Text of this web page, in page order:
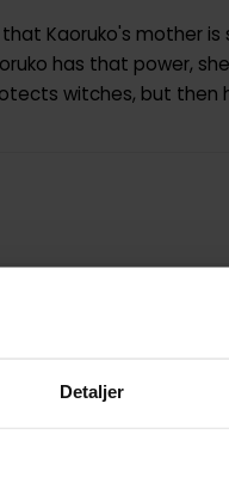
Detaljer
Kaoruko's mother
has that power,
witches, but then